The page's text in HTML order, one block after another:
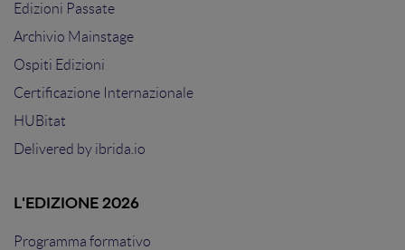
Edizioni Passate
Archivio Mainstage
Ospiti Edizioni
Certificazione Internazionale
HUBitat
Delivered by ibrida.io
L'EDIZIONE 2026
Programma formativo